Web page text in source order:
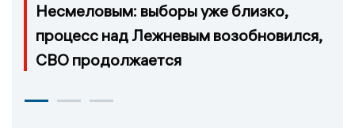
Несмеловым: выборы уже близко,
процесс над Лежневым возобновился,
СВО продолжается